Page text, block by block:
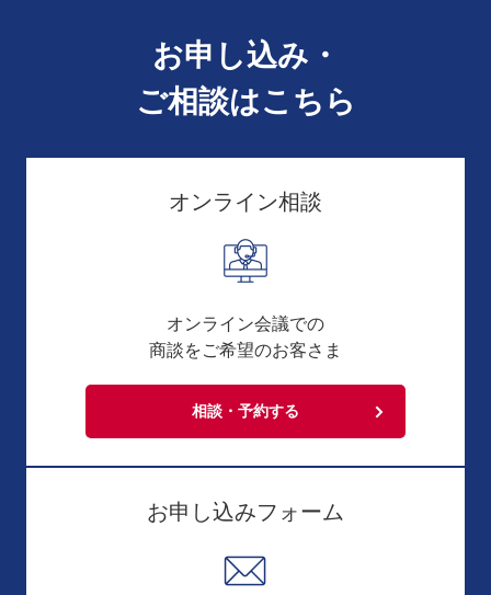
お申し込み・
ご相談はこちら
オンライン相談
オンライン会議での
商談をご希望のお客さま
相談・予約する
お申し込みフォーム